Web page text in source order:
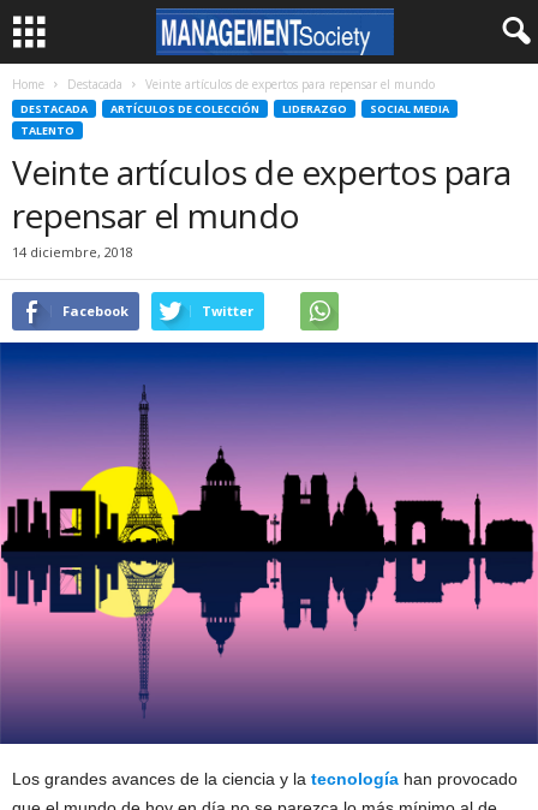
Home Destacada Veinte artículos de expertos para repensar el mundo
DESTACADA ARTÍCULOS DE COLECCIÓN LIDERAZGO
SOCIAL MEDIA
TALENTO
Veinte artículos de expertos para
repensar el mundo
14 diciembre, 2018
Facebook Twitter
Los grandes avances de la ciencia y la tecnología han provocado